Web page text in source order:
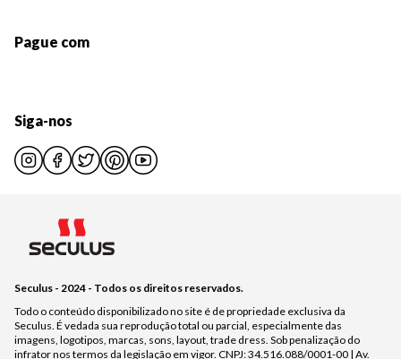
Pague com
Siga-nos
Seculus - 2024 - Todos os direitos reservados.
Todo o conteúdo disponibilizado no site é de propriedade exclusiva da
Seculus. É vedada sua reprodução total ou parcial, especialmente das
imagens, logotipos, marcas, sons, layout, trade dress. Sob penalização do
infrator nos termos da legislação em vigor. CNPJ: 34.516.088/0001-00 | Av.